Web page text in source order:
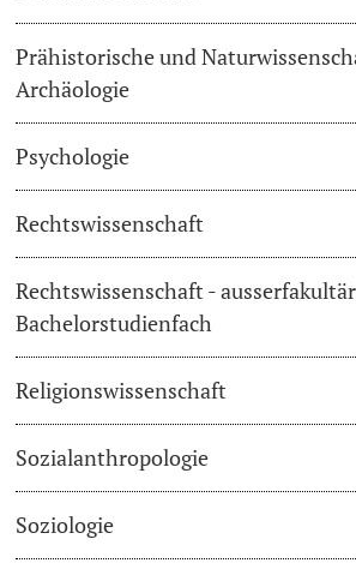
Prähistorische und
Archäologie
Psychologie
Rechtswissenschaft
Rechtswissenschaft -
Bachelorstudienfach
Religionswissenschaft
Sozialanthropologie
Soziologie